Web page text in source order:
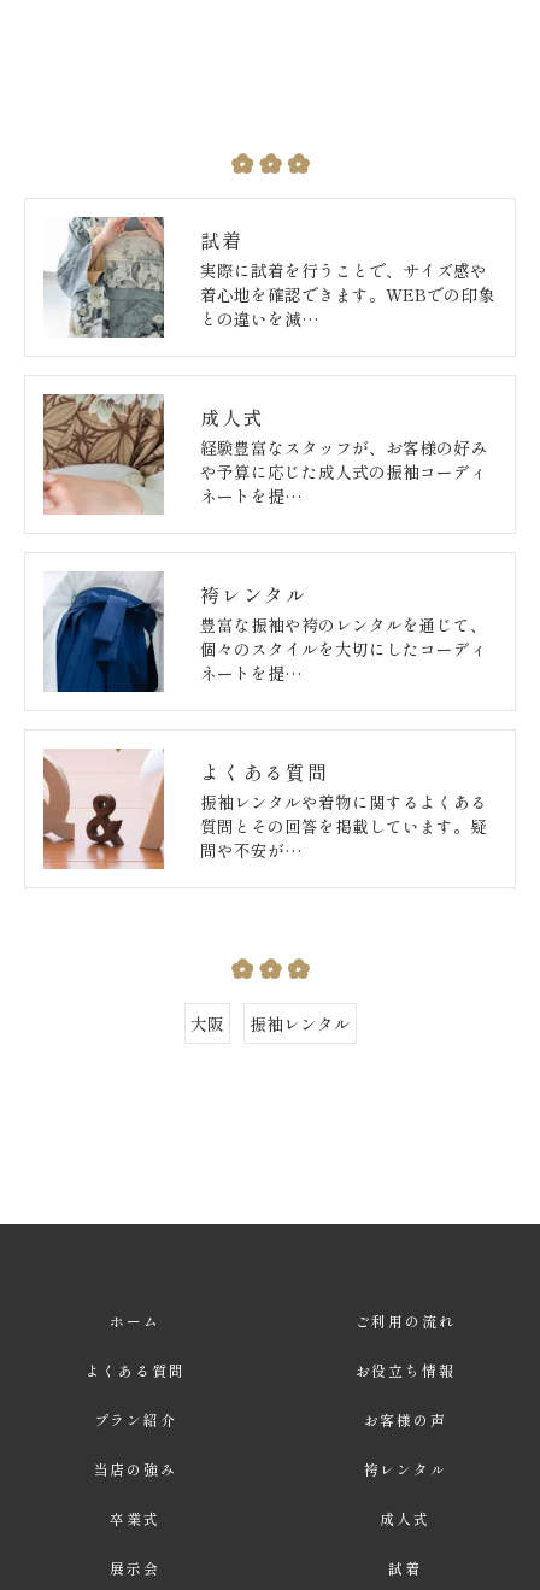
試着
実際に試着を行うことで、サイズ感や
着心地を確認できます。WEBでの印象
との違いを減…
成人式
経験豊富なスタッフが、お客様の好み
や予算に応じた成人式の振袖コーディ
ネートを提…
袴レンタル
豊富な振袖や袴のレンタルを通じて、
個々のスタイルを大切にしたコーディ
ネートを提…
よくある質問
振袖レンタルや着物に関するよくある
質問とその回答を掲載しています。疑
問や不安が…
大阪 振袖レンタル
ホーム ご利用の流れ
よくある質問 お役立ち情報
プラン紹介 お客様の声
当店の強み 袴レンタル
卒業式 成人式
展示会 試着